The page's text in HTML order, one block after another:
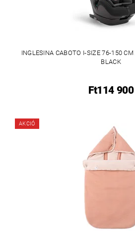
INGLESINA CABOTO I-SIZE 76-150
BLACK
Ft114 900
AKCIÓ